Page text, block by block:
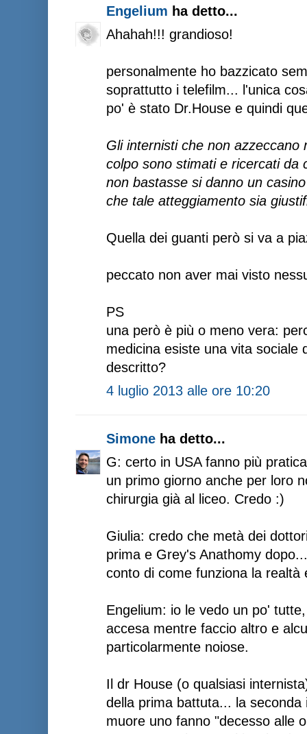
Engelium ha detto...
Ahahah!!! grandioso!
personalmente ho bazzicato
soprattutto i telefilm... l'unica
po' è stato Dr.House e quindi
Gli internisti che non azzeccano
colpo sono stimati e ricercati da
non bastasse si danno un
che tale atteggiamento sia
Quella dei guanti però si va a
peccato non aver mai visto
PS
una però è più o meno vera:
medicina esiste una vita sociale
descritto?
4 luglio 2013 alle ore 10:20
Simone ha detto...
G: certo in USA fanno più
un primo giorno anche per loro
chirurgia già al liceo. Credo :)
Giulia: credo che metà dei
prima e Grey's Anathomy
conto di come funziona la realtà
Engelium: io le vedo un po'
accesa mentre faccio altro e
particolarmente noiose.
Il dr House (o qualsiasi
della prima battuta... la
muore uno fanno "decesso alle